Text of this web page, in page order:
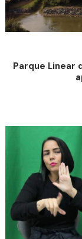
Parque Linear